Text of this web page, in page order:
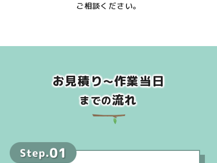
ご相談ください。
お見積り～作業当日
までの流れ